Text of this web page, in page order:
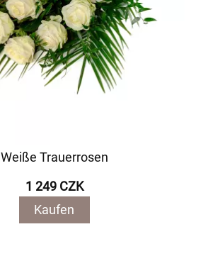
Weiße Trauerrosen
1 249 CZK
Kaufen